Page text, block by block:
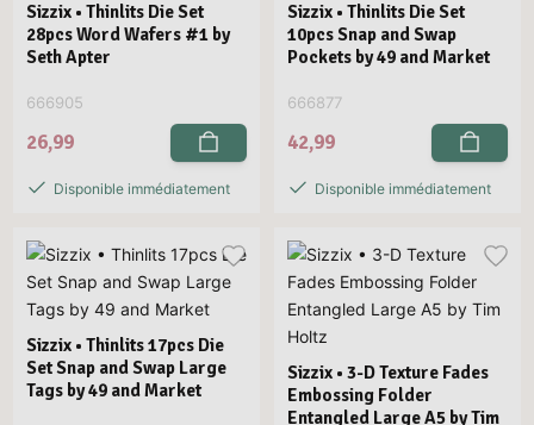
Sizzix • Thinlits Die Set
28pcs Word Wafers #1 by
Seth Apter
666905
26,99
Disponible immédiatement
Sizzix • Thinlits Die Set
10pcs Snap and Swap
Pockets by 49 and Market
666877
42,99
Disponible immédiatement
Sizzix • Thinlits 17pcs Die
Set Snap and Swap Large
Tags by 49 and Market
Sizzix • 3-D Texture Fades
Embossing Folder
Entangled Large A5 by Tim